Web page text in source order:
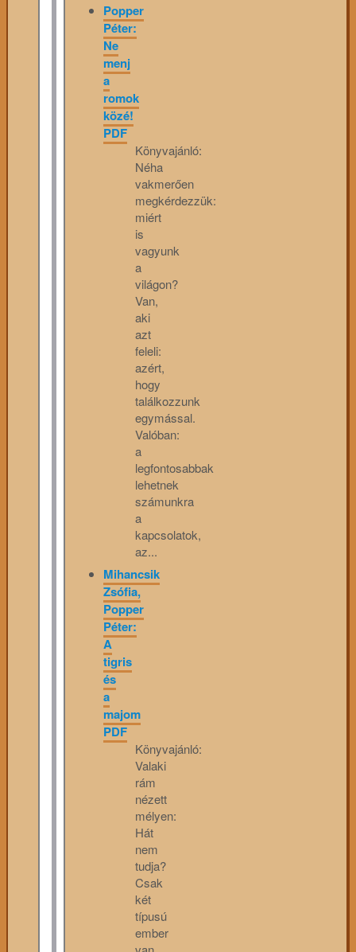
Popper
Péter:
Ne
menj
a
romok
közé!
PDF
Könyvajánló:
Néha
vakmerően
megkérdezzük:
miért
is
vagyunk
a
világon?
Van,
aki
azt
feleli:
azért,
hogy
találkozzunk
egymással.
Valóban:
a
legfontosabbak
lehetnek
számunkra
a
kapcsolatok,
az...
Mihancsik
Zsófia,
Popper
Péter:
A
tigris
és
a
majom
PDF
Könyvajánló:
Valaki
rám
nézett
mélyen:
Hát
nem
tudja?
Csak
két
típusú
ember